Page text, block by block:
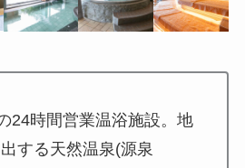
24時間営業温浴施設。地
する天然温泉(源泉